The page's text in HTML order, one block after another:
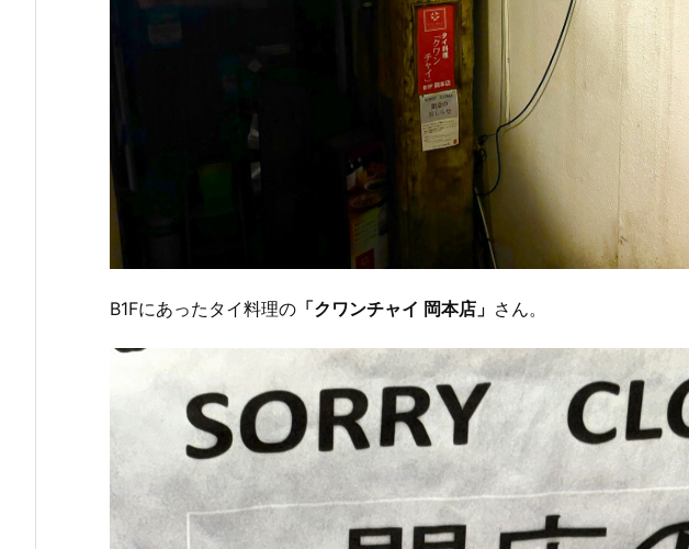
B1Fにあったタイ料理の 「クワンチャイ 岡本店」 さん。